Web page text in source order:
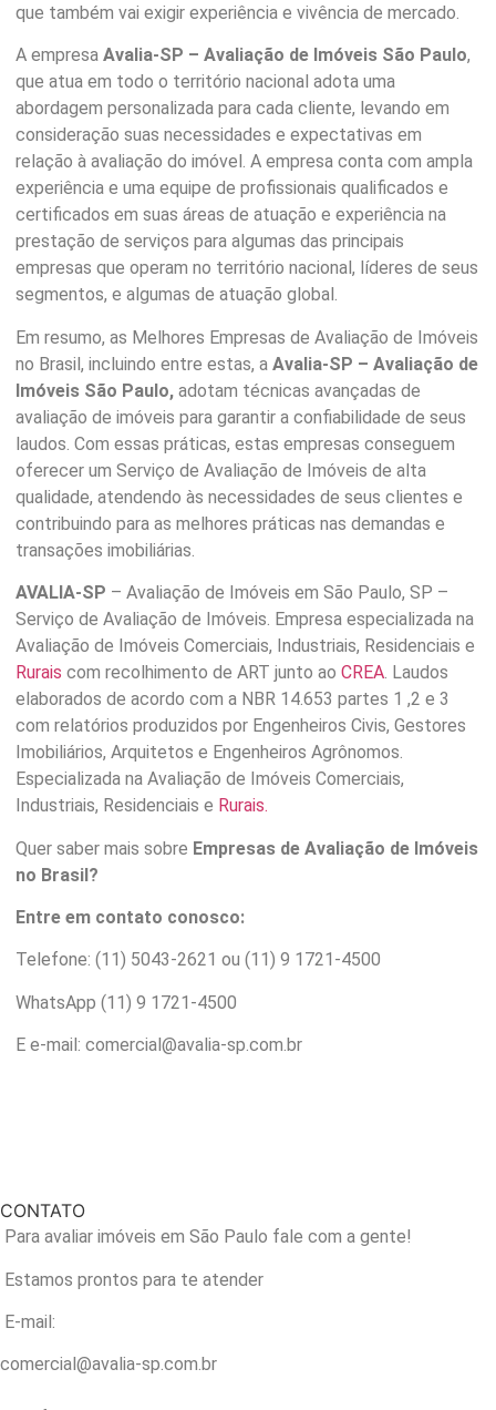
que também vai exigir experiência e vivência de mercado.
A empresa Avalia-SP – Avaliação de Imóveis São Paulo,
que atua em todo o território nacional adota uma
abordagem personalizada para cada cliente, levando em
consideração suas necessidades e expectativas em
relação à avaliação do imóvel. A empresa conta com ampla
experiência e uma equipe de profissionais qualificados e
certificados em suas áreas de atuação e experiência na
prestação de serviços para algumas das principais
empresas que operam no território nacional, líderes de seus
segmentos, e algumas de atuação global.
Em resumo, as Melhores Empresas de Avaliação de Imóveis
no Brasil, incluindo entre estas, a Avalia-SP – Avaliação de
Imóveis São Paulo, adotam técnicas avançadas de
avaliação de imóveis para garantir a confiabilidade de seus
laudos. Com essas práticas, estas empresas conseguem
oferecer um Serviço de Avaliação de Imóveis de alta
qualidade, atendendo às necessidades de seus clientes e
contribuindo para as melhores práticas nas demandas e
transações imobiliárias.
AVALIA-SP – Avaliação de Imóveis em São Paulo, SP –
Serviço de Avaliação de Imóveis. Empresa especializada na
Avaliação de Imóveis Comerciais, Industriais, Residenciais e
Rurais com recolhimento de ART junto ao CREA. Laudos
elaborados de acordo com a NBR 14.653 partes 1 ,2 e 3
com relatórios produzidos por Engenheiros Civis, Gestores
Imobiliários, Arquitetos e Engenheiros Agrônomos.
Especializada na Avaliação de Imóveis Comerciais,
Industriais, Residenciais e Rurais.
Quer saber mais sobre Empresas de Avaliação de Imóveis
no Brasil?
Entre em contato conosco:
Telefone: (11) 5043-2621 ou (11) 9 1721-4500
WhatsApp (11) 9 1721-4500
E e-mail: comercial@avalia-sp.com.br
CONTATO
Para avaliar imóveis em São Paulo fale com a gente!
Estamos prontos para te atender
E-mail:
comercial@avalia-sp.com.br